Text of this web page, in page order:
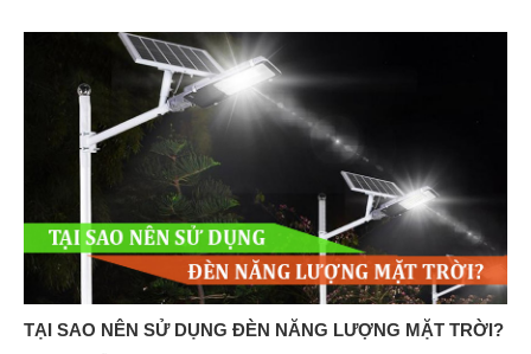
TẠI SAO NÊN SỬ DỤNG ĐÈN NĂNG LƯỢNG MẶT TRỜI?